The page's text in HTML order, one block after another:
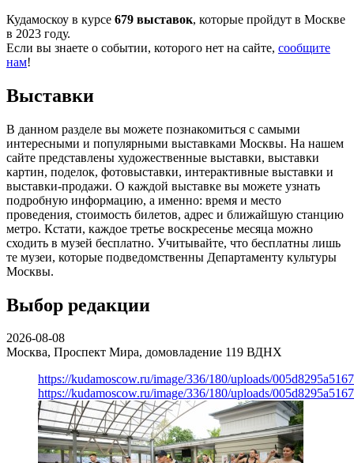
Кудамоскоу в курсе 679 выставок, которые пройдут в Москве
в 2023 году.
Если вы знаете о событии, которого нет на сайте, сообщите
нам!
Выставки
В данном разделе вы можете познакомиться с самыми
интересными и популярными выставками Москвы. На нашем
сайте представлены художественные выставки, выставки
картин, поделок, фотовыставки, интерактивные выставки и
выставки-продажи. О каждой выставке вы можете узнать
подробную информацию, а именно: время и место
проведения, стоимость билетов, адрес и ближайшую станцию
метро. Кстати, каждое третье воскресенье месяца можно
сходить в музей бесплатно. Учитывайте, что бесплатны лишь
те музеи, которые подведомственны Департаменту культуры
Москвы.
Выбор редакции
2026-08-08
Москва, Проспект Мира, домовладение 119 ВДНХ
https://kudamoscow.ru/image/336/180/uploads/
https://kudamoscow.ru/image/336/180/uploads/